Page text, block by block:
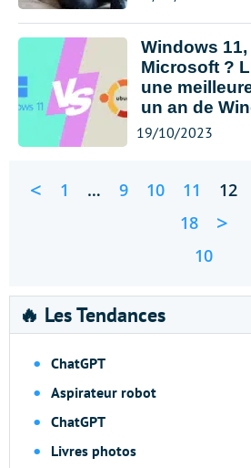
Windows
Microsoft ?
une
un an de
19/10/2023
< 1 … 9 10 11 12
18
>
10
🔥 Les Tendances
ChatGPT
Aspirateur robot
ChatGPT
Livres photos